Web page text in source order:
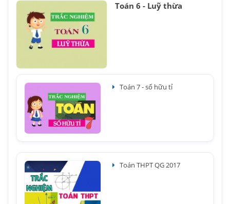
Toán 6 - Luỹ thừa
Toán 7 - số hữu tỉ
Toán THPT QG 2017